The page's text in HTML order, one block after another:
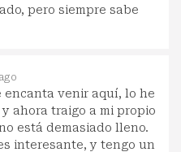
pero siempre sabe
encanta venir aquí, lo he
ahora traigo a mi propio
está demasiado lleno.
interesante, y tengo un